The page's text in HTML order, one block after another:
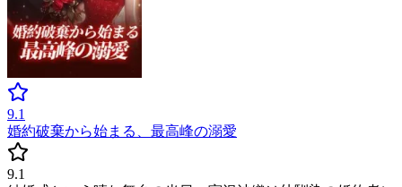
9.1
婚約破棄から始まる、最高峰の溺愛
9.1